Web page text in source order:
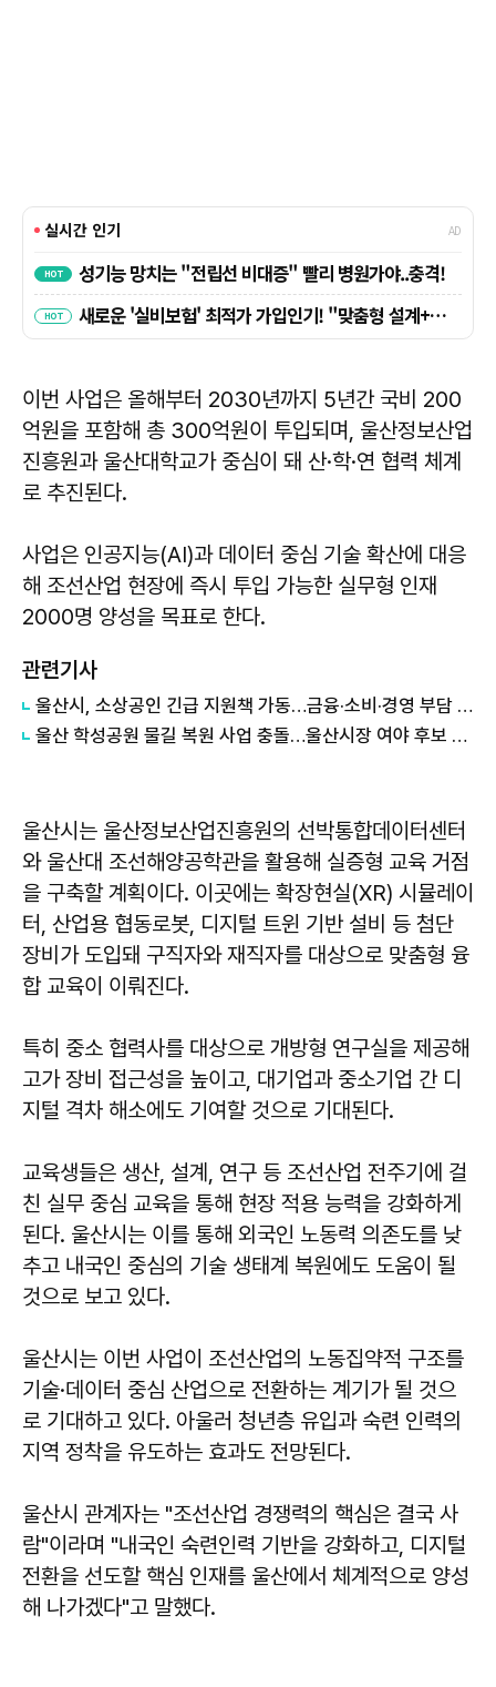
이번 사업은 올해부터 2030년까지 5년간 국비 200
억원을 포함해 총 300억원이 투입되며, 울산정보산업
진흥원과 울산대학교가 중심이 돼 산·학·연 협력 체계
로 추진된다.
사업은 인공지능(AI)과 데이터 중심 기술 확산에 대응
해 조선산업 현장에 즉시 투입 가능한 실무형 인재
2000명 양성을 목표로 한다.
관련기사
울산시, 소상공인 긴급 지원책 가동…금융·소비·경영 부담 완화
울산 학성공원 물길 복원 사업 충돌…울산시장 여야 후보 정면 대치
울산시는 울산정보산업진흥원의 선박통합데이터센터
와 울산대 조선해양공학관을 활용해 실증형 교육 거점
을 구축할 계획이다. 이곳에는 확장현실(XR) 시뮬레이
터, 산업용 협동로봇, 디지털 트윈 기반 설비 등 첨단
장비가 도입돼 구직자와 재직자를 대상으로 맞춤형 융
합 교육이 이뤄진다.
특히 중소 협력사를 대상으로 개방형 연구실을 제공해
고가 장비 접근성을 높이고, 대기업과 중소기업 간 디
지털 격차 해소에도 기여할 것으로 기대된다.
교육생들은 생산, 설계, 연구 등 조선산업 전주기에 걸
친 실무 중심 교육을 통해 현장 적용 능력을 강화하게
된다. 울산시는 이를 통해 외국인 노동력 의존도를 낮
추고 내국인 중심의 기술 생태계 복원에도 도움이 될
것으로 보고 있다.
울산시는 이번 사업이 조선산업의 노동집약적 구조를
기술·데이터 중심 산업으로 전환하는 계기가 될 것으
로 기대하고 있다. 아울러 청년층 유입과 숙련 인력의
지역 정착을 유도하는 효과도 전망된다.
울산시 관계자는 "조선산업 경쟁력의 핵심은 결국 사
람"이라며 "내국인 숙련인력 기반을 강화하고, 디지털
전환을 선도할 핵심 인재를 울산에서 체계적으로 양성
해 나가겠다"고 말했다.